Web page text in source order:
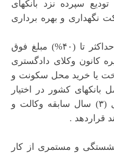
سپرده نزد بانکهای
نگهداری و بهره برداری
تبصره – صندوق می تواند حداکثر تا (۴۰%) مبلغ فوق
کانون وکلای دادگستری
یا خرید محل سکونت و
کشور در اختیار
وکلای دادگستری که حداقل (۳) سال سابقه وکالت و
قراردهد .
و مستمری از کار